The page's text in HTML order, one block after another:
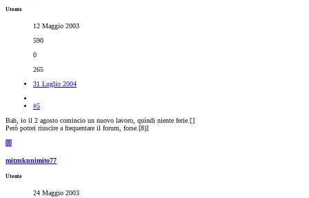
Utente
12 Maggio 2003
590
0
265
31 Luglio 2004
#5
Bah, io il 2 agosto comincio un nuovo lavoro, quindi niente ferie.[]
Però potrei riuscire a frequentare il forum, forse.[8)]
M
mitzukunimito77
Utente
24 Maggio 2003